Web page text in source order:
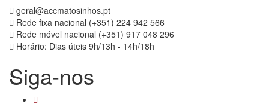
geral@accmatosinhos.pt
Rede fixa nacional (+351) 224 942 566
Rede móvel nacional (+351) 917 048 296
Horário: Dias úteis 9h/13h - 14h/18h
Siga-nos